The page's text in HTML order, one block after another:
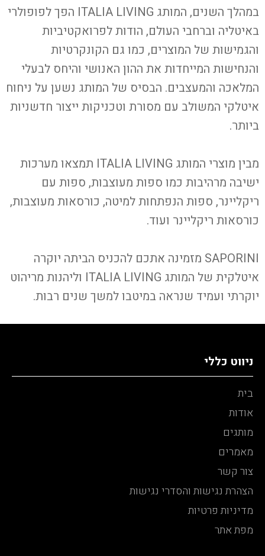
במהלך השנים, המותג ITALIA LIVING הפך לפופולרי
באיטליה וברחבי העולם, הודות לפרואקטיביות
והגמישות של המוצרים, כמו גם הקונקרטיות
והנחישות המייחדות את ההון האנושי והיחס לבעלי
המלאכה והמעצבים. הבסיס של המותג נשען על ניחוח
איטלקי המשולב עם מסורת וטכניקות ייצור חדשניות
ביותר.
מבין מוצרי המותג ITALIA LIVING תמצאו מערכות
ישיבה מרהיבות כמו ספות מעוצבות, ספות עם
ריקליינר, ספות הנפתחות למיטה, כורסאות מעוצבות,
כורסאות ריקליינר ועוד.
SAPORINI מזמינה אתכם להכניס הביתה יוקרה
איטלקית של המותג ITALIA LIVING וליהנות מריהוט
יוקרתי ועמיד שנראה במיטבו למשך שנים רבות.
ניווט כללי
בית
אודות
מותגים
מאמרים
צור קשר
הצהרת נגישות והסדרי נגישות
מדיניות פרטיות
מפת אתר